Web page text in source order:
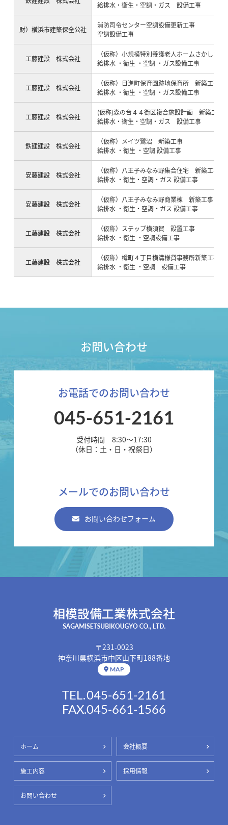
給排水・衛生・空調・ガス 設備工事
財）横浜市建築保全公社
消防司令センター空調設備更新工事
空調設備工事
工藤建設 株式会社
（仮称）小規模特別養護老人ホームさかした
給排水 ・衛生 ・空調 ・ガス設備工事
工藤建設 株式会社
（仮称）日進町保育園跡地保育所 新築工事
給排水 ・衛生 ・空調 ・ガス設備工事
工藤建設 株式会社
(仮称)森の台４４街区複合施設計画 新築工事
給排水・衛生・空調・ガス 設備工事
鉄建建設 株式会社
（仮称）メイツ鷺沼 新築工事
給排水 ・衛生 ・空調 設備工事
安藤建設 株式会社
（仮称）八王子みなみ野集合住宅 新築工事
給排水 ・衛生・空調・ガス 設備工事
安藤建設 株式会社
（仮称）八王子みなみ野商業棟 新築工事
給排水 ・衛生・空調・ガス 設備工事
工藤建設 株式会社
（仮称）ステップ横須賀 設置工事
給排水 ・衛生 ・空調設備工事
工藤建設 株式会社
（仮称）樽町４丁目横溝様貸事務所新築工事
給排水 ・衛生 ・空調 設備工事
お問い合わせ
お電話でのお問い合わせ
045-651-2161
受付時間 8:30～17:30
（休日：土・日・祝祭日）
メールでのお問い合わせ
お問い合わせフォーム
〒231-0023
神奈川県横浜市中区山下町188番地
MAP
TEL.045-651-2161
FAX.045-661-1566
ホーム 会社概要
施工内容 採用情報
お問い合わせ